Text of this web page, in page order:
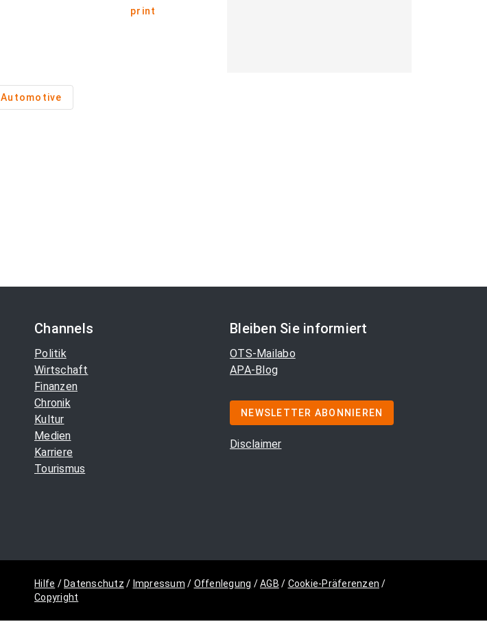
print
Automotive
Channels
Politik
Wirtschaft
Finanzen
Chronik
Kultur
Medien
Karriere
Tourismus
Bleiben Sie informiert
OTS-Mailabo
APA-Blog
NEWSLETTER ABONNIEREN
Disclaimer
Hilfe / Datenschutz / Impressum / Offenlegung /AGB / Cookie-Präferenzen /
Copyright